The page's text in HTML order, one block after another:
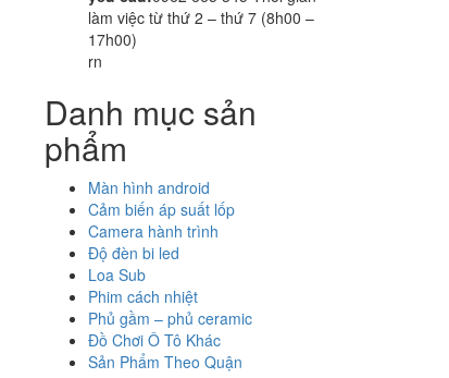
làm việc từ thứ 2 – thứ 7 (8h00 –
17h00)
rn
Danh mục sản
phẩm
Màn hình android
Cảm biến áp suất lốp
Camera hành trình
Độ đèn bi led
Loa Sub
Phim cách nhiệt
Phủ gầm – phủ ceramic
Đồ Chơi Ô Tô Khác
Sản Phẩm Theo Quận